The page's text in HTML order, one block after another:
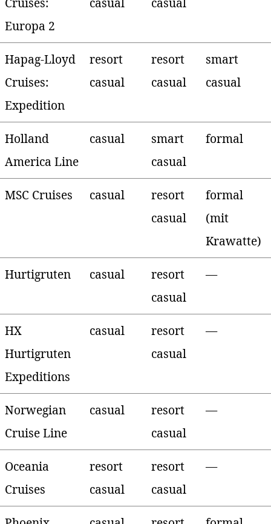
Europa 2
Hapag-Lloyd
Cruises:
Expedition
resort
casual
resort
casual
smart
casual
Holland
America Line
casual
smart
casual
formal
MSC Cruises casual
resort
casual
formal
(mit
Krawatte)
Hurtigruten casual
resort
casual
—
HX
Hurtigruten
Expeditions
casual
resort
casual
—
Norwegian
Cruise Line
casual
resort
casual
—
Oceania
Cruises
resort
casual
resort
casual
—